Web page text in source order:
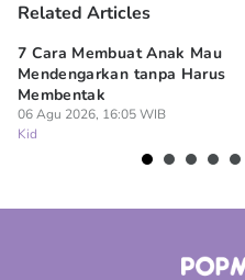
Related Articles
7 Cara Membuat Anak Mau
Mendengarkan tanpa Harus
Membentak
06 Agu 2026, 16:05 WIB
Kid